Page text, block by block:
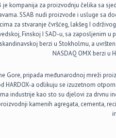
je kompanija za proizvodnju čelika sa
SSAB nudi proizvode i usluge sa
za stvaranje čvršćeg, lakšeg I
Finskoj I SAD-u, sa zaposljenim u
berzi u Stokholmu, a
NASDAQ OMX berzi u
Gore, pripada međunarodnoj mreži
HARDOX-a odlikuju se izuzetnom
industrije kao sto su djelovi za drvnu
kamenih agregata, cementa,